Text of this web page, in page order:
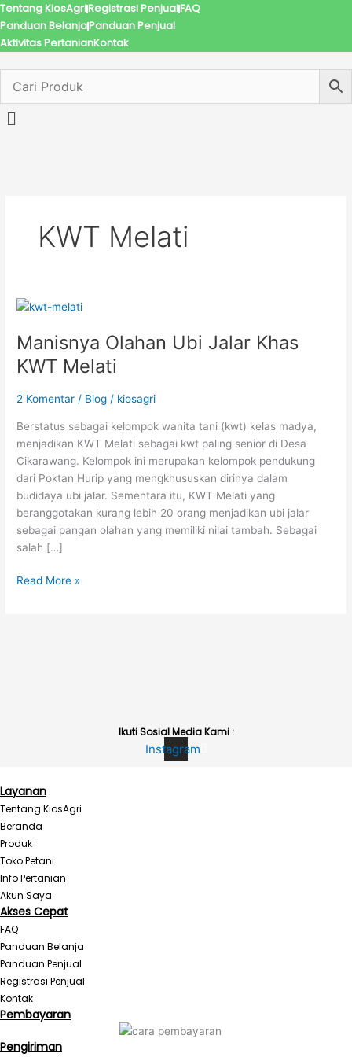
Lewati
ke
konten
Tentang KiosAgriRegistrasi PenjualFAQ
Panduan BelanjaPanduan Penjual
Aktivitas PertanianKontak
Menu
KWT Melati
Manisnya Olahan Ubi Jalar Khas
KWT Melati
2 Komentar / Blog / kiosagri
Berstatus sebagai kelompok wanita tani (kwt) kelas madya,
menjadikan KWT Melati sebagai kwt paling senior di Desa
Cikarawang. Kelompok ini merupakan kelompok pendukung
dari Poktan Hurip yang mengkhususkan dirinya dalam
budidaya ubi jalar. Sementara itu, KWT Melati yang
beranggotakan kurang lebih 20 orang menjadikan ubi jalar
sebagai pangan olahan yang memiliki nilai tambah. Sebagai
salah […]
Manisnya
Ubi
Jalar
Khas
Read More »
Ikuti Sosial Media Kami :
Instagram
Layanan
Tentang KiosAgri
Beranda
Produk
Toko Petani
Info Pertanian
Akun Saya
Akses Cepat
FAQ
Panduan Belanja
Panduan Penjual
Registrasi Penjual
Kontak
Pembayaran
Pengiriman